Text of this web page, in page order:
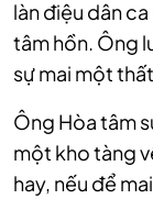
làn điệu dân
tâm hồn. Ông
sự mai một
Ông Hòa tâm
một kho tàng
hay, nếu để